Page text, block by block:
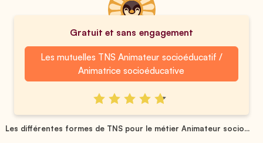
Gratuit et sans engagement
Les mutuelles TNS Animateur socioéducatif /
Animatrice socioéducative
Les différentes formes de TNS pour le métier Animateur socio...